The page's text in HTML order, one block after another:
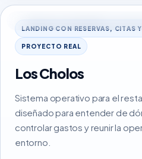
LANDING CON RESERVAS, CITAS
PROYECTO REAL
Los Cholos
Sistema operativo para el
diseñado para entender de
controlar gastos y reunir la
entorno.